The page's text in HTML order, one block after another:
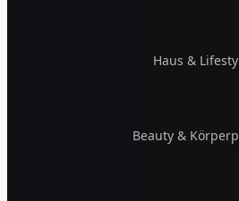
Haus &
Beauty &